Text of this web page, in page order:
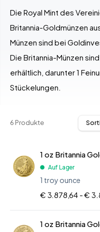
Die Royal Mint des
Britannia-Goldmünzen
Münzen sind bei
Die Britannia-Münzen
erhältlich, darunter 1
Stückelungen.
6 Produkte
1 oz Britannia
Auf Lager
1 troy ounce
€ 3.878,64 -€
1 oz Britannia